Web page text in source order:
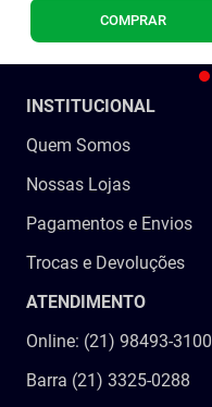
COMPRAR
INSTITUCIONAL
Quem Somos
Nossas Lojas
Pagamentos e Envios
Trocas e Devoluções
ATENDIMENTO
Online: (21) 98493-3100
Barra (21) 3325-0288